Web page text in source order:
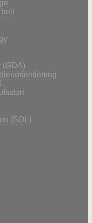
(GDA)
(SOL)